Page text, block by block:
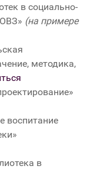
в социально-
(на примере
методика,
воспитание
в